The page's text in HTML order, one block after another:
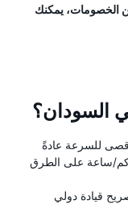
الخصومات، يمكنك
السودان؟
للسرعة عادةً
كم/ساعة في المناطق المبنية، و80 كم/ساعة على الطرق
قيادة دولي